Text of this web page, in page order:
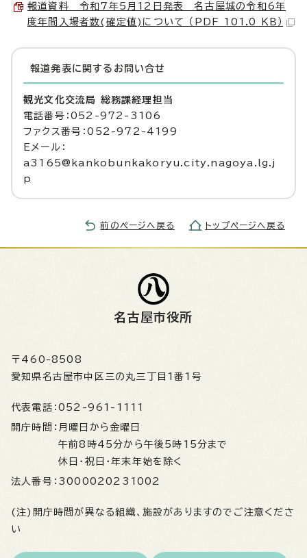
報道資料 令和7年5月12日発表 名古屋城の令和6年
度年間入場者数(確定値)について （PDF 101.0 KB）
報道発表に関するお問い合せ
観光文化交流局 総務課経理担当
電話番号：052-972-3106
ファクス番号：052-972-4199
Eメール：
a3165@kankobunkakoryu.city.nagoya.lg.j
p
前のページへ戻る トップページへ戻る
名古屋市役所
〒460-8508
愛知県名古屋市中区三の丸三丁目1番1号
代表電話： 052-961-1111
開庁時間： 月曜日から金曜日
午前8時45分から午後5時15分まで
休日・祝日・年末年始を除く
法人番号： 3000020231002
(注)開庁時間が異なる組織、施設がありますのでご注意くださ
い